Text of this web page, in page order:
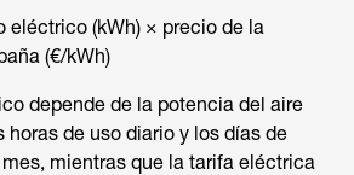
eléctrico (kWh) × precio de la
(€/kWh)
depende de la potencia del aire
de uso diario y los días de
mientras que la tarifa eléctrica